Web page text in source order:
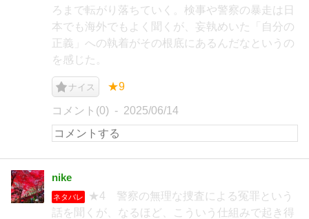
ろまで転がり落ちていく。検事や警察の暴走は日
本でも海外でもよく聞くが、妄執めいた「自分の
正義」への執着がその根底にあるんだなというの
を感じた。
ナイス ★9
コメント(0) 2025/06/14
nike
ネタバレ
★4 警察の無理な捜査による冤罪という
話を聞くが、なるほど、こういう仕組みで起き得